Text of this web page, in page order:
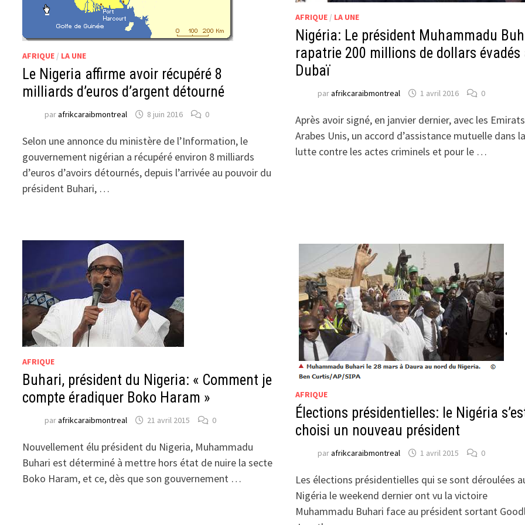
AFRIQUE / LA UNE
Le Nigeria affirme avoir récupéré 8
milliards d’euros d’argent détourné
parafrikcaraibmontreal 8 juin 2016 0
Selon une annonce du ministère de l’Information, le
gouvernement nigérian a récupéré environ 8 milliards
d’euros d’avoirs détournés, depuis l’arrivée au pouvoir du
président Buhari, …
AFRIQUE/ LA UNE
Nigéria: Le président Muhammadu
rapatrie 200 millions de dollars évadés
Dubaï
parafrikcaraibmontreal 1 avril 2016 0
Après avoir signé, en janvier dernier, avec les Emirats
Arabes Unis, un accord d’assistance mutuelle dans la
lutte contre les actes criminels et pour le …
AFRIQUE
Buhari, président du Nigeria: « Comment je
compte éradiquer Boko Haram »
parafrikcaraibmontreal 21 avril 2015 0
Nouvellement élu président du Nigeria, Muhammadu
Buhari est déterminé à mettre hors état de nuire la secte
Boko Haram, et ce, dès que son gouvernement …
AFRIQUE
Élections présidentielles: le Nigéria
choisi un nouveau président
parafrikcaraibmontreal 1 avril 2015 0
Les élections présidentielles qui se sont déroulées
Nigéria le weekend dernier ont vu la victoire
Muhammadu Buhari face au président sortant